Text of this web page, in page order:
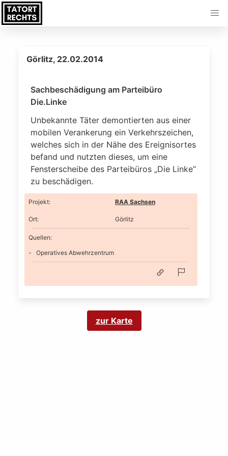
Görlitz, 22.02.2014
Sachbeschädigung am Parteibüro
Die.Linke
Unbekannte Täter demontierten aus einer
mobilen Verankerung ein Verkehrszeichen,
welches sich in der Nähe des Ereignisortes
befand und nutzten dieses, um eine
Fensterscheibe des Parteibüros „Die Linke“
zu beschädigen.
Projekt: RAA Sachsen
Ort: Görlitz
Quellen:
Operatives Abwehrzentrum
zur Karte